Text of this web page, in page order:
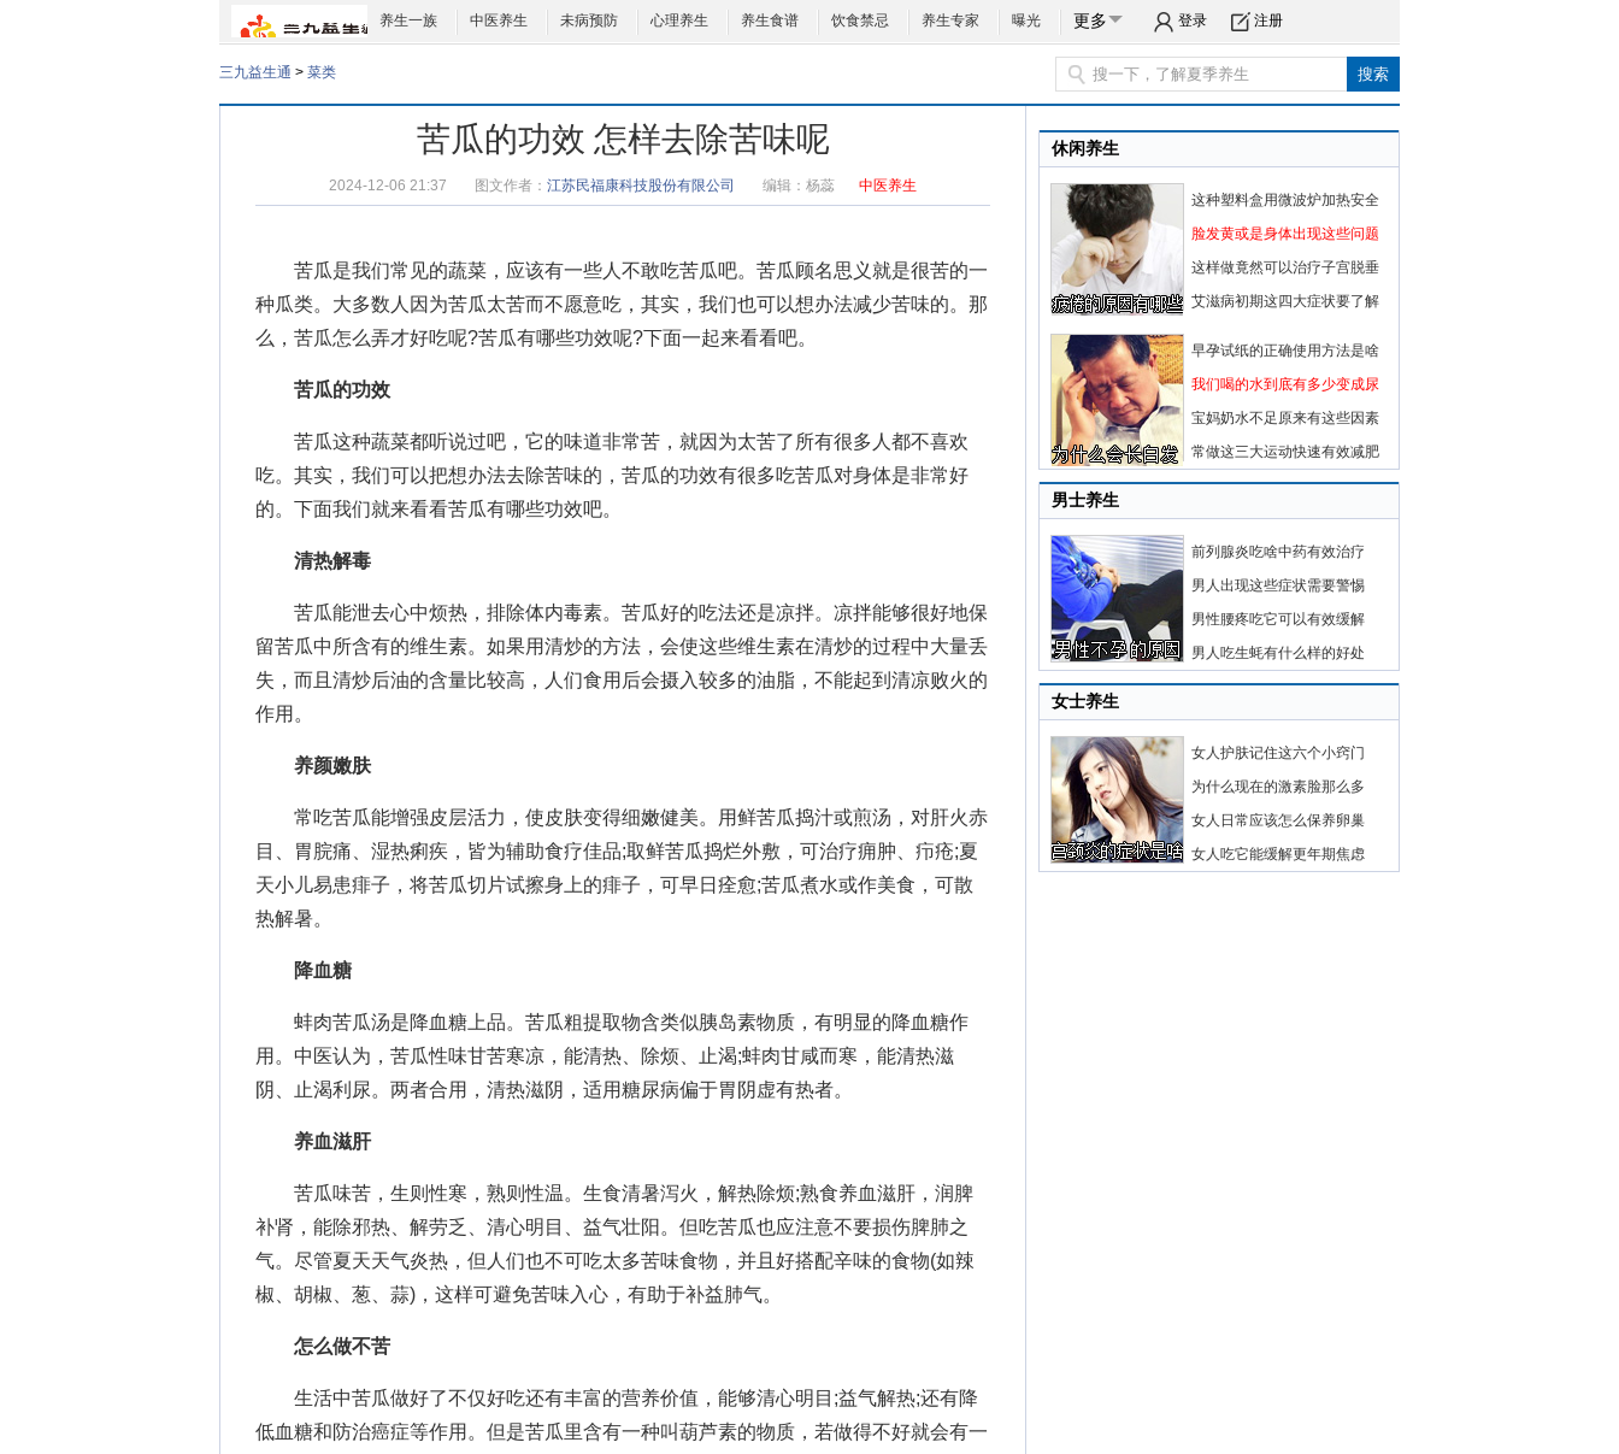
养生一族 中医养生 未病预防 心理养生 养生食谱 饮食禁忌 养生专家 曝光 更多 登录 注册
三九益生通 > 菜类
苦瓜的功效 怎样去除苦味呢
2024-12-06 21:37 图文作者： 江苏民福康科技股份有限公司 编辑： 杨蕊 中医养生
苦瓜是我们常见的蔬菜，应该有一些人不敢吃苦瓜吧。苦瓜顾名思义就是很苦的一
种瓜类。大多数人因为苦瓜太苦而不愿意吃，其实，我们也可以想办法减少苦味的。那
么，苦瓜怎么弄才好吃呢?苦瓜有哪些功效呢?下面一起来看看吧。
苦瓜的功效
苦瓜这种蔬菜都听说过吧，它的味道非常苦，就因为太苦了所有很多人都不喜欢
吃。其实，我们可以把想办法去除苦味的，苦瓜的功效有很多吃苦瓜对身体是非常好
的。下面我们就来看看苦瓜有哪些功效吧。
清热解毒
苦瓜能泄去心中烦热，排除体内毒素。苦瓜好的吃法还是凉拌。凉拌能够很好地保
留苦瓜中所含有的维生素。如果用清炒的方法，会使这些维生素在清炒的过程中大量丢
失，而且清炒后油的含量比较高，人们食用后会摄入较多的油脂，不能起到清凉败火的
作用。
养颜嫩肤
常吃苦瓜能增强皮层活力，使皮肤变得细嫩健美。用鲜苦瓜捣汁或煎汤，对肝火赤
目、胃脘痛、湿热痢疾，皆为辅助食疗佳品;取鲜苦瓜捣烂外敷，可治疗痈肿、疖疮;夏
天小儿易患痱子，将苦瓜切片试擦身上的痱子，可早日痊愈;苦瓜煮水或作美食，可散
热解暑。
降血糖
蚌肉苦瓜汤是降血糖上品。苦瓜粗提取物含类似胰岛素物质，有明显的降血糖作
用。中医认为，苦瓜性味甘苦寒凉，能清热、除烦、止渴;蚌肉甘咸而寒，能清热滋
阴、止渴利尿。两者合用，清热滋阴，适用糖尿病偏于胃阴虚有热者。
养血滋肝
苦瓜味苦，生则性寒，熟则性温。生食清暑泻火，解热除烦;熟食养血滋肝，润脾
补肾，能除邪热、解劳乏、清心明目、益气壮阳。但吃苦瓜也应注意不要损伤脾肺之
气。尽管夏天天气炎热，但人们也不可吃太多苦味食物，并且好搭配辛味的食物(如辣
椒、胡椒、葱、蒜)，这样可避免苦味入心，有助于补益肺气。
怎么做不苦
生活中苦瓜做好了不仅好吃还有丰富的营养价值，能够清心明目;益气解热;还有降
低血糖和防治癌症等作用。但是苦瓜里含有一种叫葫芦素的物质，若做得不好就会有一
休闲养生
这种塑料盒用微波炉加热安全
脸发黄或是身体出现这些问题
这样做竟然可以治疗子宫脱垂
艾滋病初期这四大症状要了解
早孕试纸的正确使用方法是啥
我们喝的水到底有多少变成尿
宝妈奶水不足原来有这些因素
常做这三大运动快速有效减肥
男士养生
前列腺炎吃啥中药有效治疗
男人出现这些症状需要警惕
男性腰疼吃它可以有效缓解
男人吃生蚝有什么样的好处
女士养生
女人护肤记住这六个小窍门
为什么现在的激素脸那么多
女人日常应该怎么保养卵巢
女人吃它能缓解更年期焦虑